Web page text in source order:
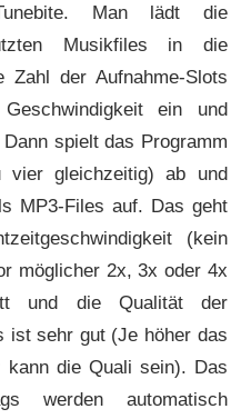
Man lädt die
Musikfiles in die
der Aufnahme-Slots
ein und
spielt das Programm
gleichzeitig) ab und
MP3-Files auf. Das geht
(kein
möglicher 2x, 3x oder 4x
und die Qualität der
ist sehr gut (Je höher das
kann die Quali sein). Das
werden automatisch